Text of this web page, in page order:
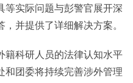
等实际问题与彭警官展开深
并提供了详细解决方案。
籍科研人员的法律认知水平
和团委将持续完善涉外管理